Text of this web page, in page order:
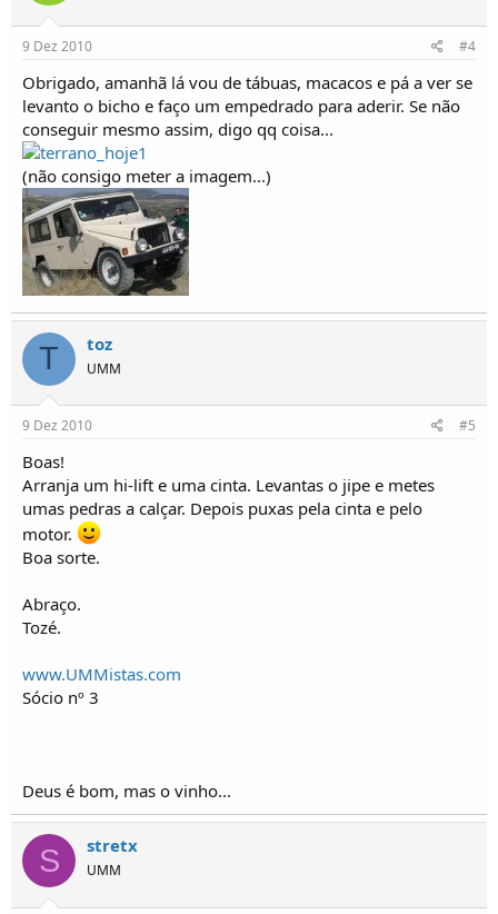
9 Dez 2010 #4
Obrigado, amanhã lá vou de tábuas, macacos e pá a ver se
levanto o bicho e faço um empedrado para aderir. Se não
conseguir mesmo assim, digo qq coisa...
(não consigo meter a imagem...)
T toz
UMM
9 Dez 2010 #5
Boas!
Arranja um hi-lift e uma cinta. Levantas o jipe e metes
umas pedras a calçar. Depois puxas pela cinta e pelo
motor.
Boa sorte.
Abraço.
Tozé.
www.UMMistas.com
Sócio nº 3
Deus é bom, mas o vinho...
S stretx
UMM